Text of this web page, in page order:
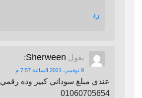
رد
يقول Sherween
:
9 نوفمبر، 2021 الساعة 7:57 م
عندي مبلغ سوداني كبير وده رقمي
01060705654